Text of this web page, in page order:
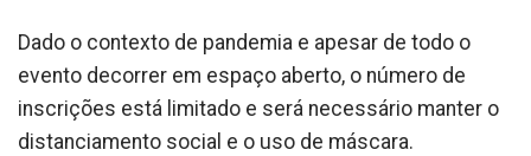
Dado o contexto de pandemia e apesar de todo o
evento decorrer em espaço aberto, o número de
inscrições está limitado e será necessário manter o
distanciamento social e o uso de máscara.